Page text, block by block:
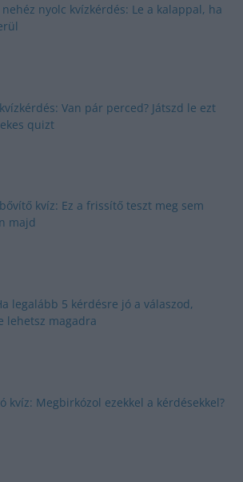
nyolc kvízkérdés: Le a kalappal, ha
Van pár perced? Játszd le ezt
quizt
kvíz: Ez a frissítő teszt meg sem
majd
legalább 5 kérdésre jó a válaszod,
lehetsz magadra
kvíz: Megbirkózol ezekkel a kérdésekkel?